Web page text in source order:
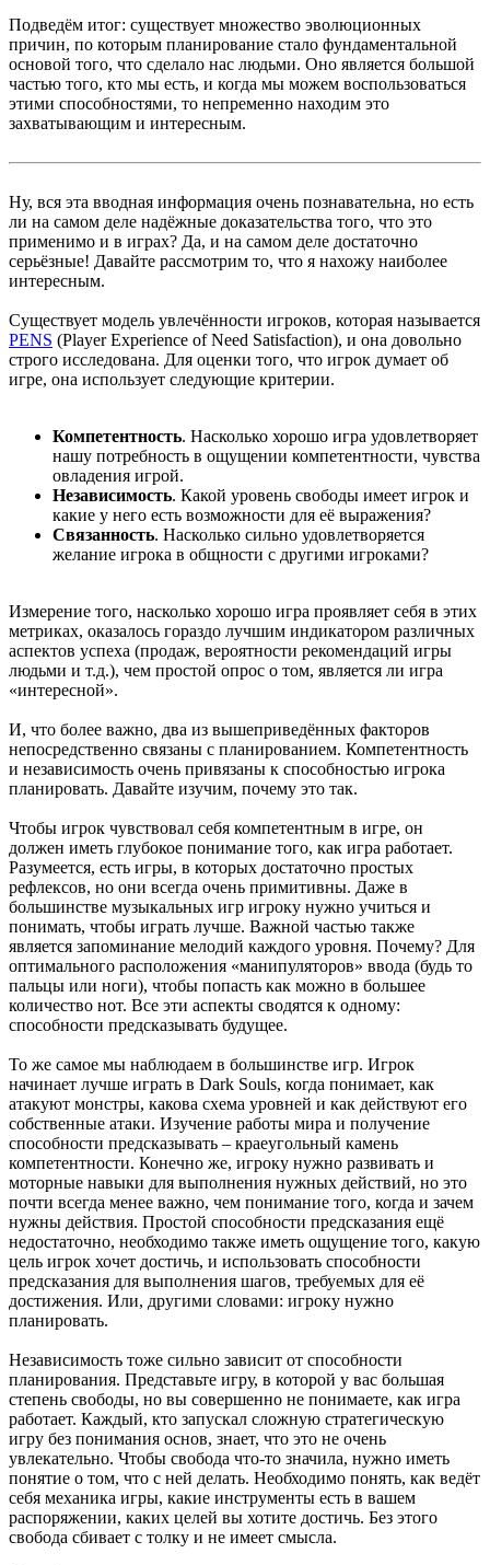
Подведём итог: существует множество эволюционных
причин, по которым планирование стало фундаментальной
основой того, что сделало нас людьми. Оно является большой
частью того, кто мы есть, и когда мы можем воспользоваться
этими способностями, то непременно находим это
захватывающим и интересным.
Ну, вся эта вводная информация очень познавательна, но есть
ли на самом деле надёжные доказательства того, что это
применимо и в играх? Да, и на самом деле достаточно
серьёзные! Давайте рассмотрим то, что я нахожу наиболее
интересным.
Существует модель увлечённости игроков, которая называется
PENS (Player Experience of Need Satisfaction), и она довольно
строго исследована. Для оценки того, что игрок думает об
игре, она использует следующие критерии.
Компетентность. Насколько хорошо игра удовлетворяет
нашу потребность в ощущении компетентности, чувства
овладения игрой.
Независимость. Какой уровень свободы имеет игрок и
какие у него есть возможности для её выражения?
Связанность. Насколько сильно удовлетворяется
желание игрока в общности с другими игроками?
Измерение того, насколько хорошо игра проявляет себя в этих
метриках, оказалось гораздо лучшим индикатором различных
аспектов успеха (продаж, вероятности рекомендаций игры
людьми и т.д.), чем простой опрос о том, является ли игра
«интересной».
И, что более важно, два из вышеприведённых факторов
непосредственно связаны с планированием. Компетентность
и независимость очень привязаны к способностью игрока
планировать. Давайте изучим, почему это так.
Чтобы игрок чувствовал себя компетентным в игре, он
должен иметь глубокое понимание того, как игра работает.
Разумеется, есть игры, в которых достаточно простых
рефлексов, но они всегда очень примитивны. Даже в
большинстве музыкальных игр игроку нужно учиться и
понимать, чтобы играть лучше. Важной частью также
является запоминание мелодий каждого уровня. Почему? Для
оптимального расположения «манипуляторов» ввода (будь то
пальцы или ноги), чтобы попасть как можно в большее
количество нот. Все эти аспекты сводятся к одному:
способности предсказывать будущее.
То же самое мы наблюдаем в большинстве игр. Игрок
начинает лучше играть в Dark Souls, когда понимает, как
атакуют монстры, какова схема уровней и как действуют его
собственные атаки. Изучение работы мира и получение
способности предсказывать – краеугольный камень
компетентности. Конечно же, игроку нужно развивать и
моторные навыки для выполнения нужных действий, но это
почти всегда менее важно, чем понимание того, когда и зачем
нужны действия. Простой способности предсказания ещё
недостаточно, необходимо также иметь ощущение того, какую
цель игрок хочет достичь, и использовать способности
предсказания для выполнения шагов, требуемых для её
достижения. Или, другими словами: игроку нужно
планировать.
Независимость тоже сильно зависит от способности
планирования. Представьте игру, в которой у вас большая
степень свободы, но вы совершенно не понимаете, как игра
работает. Каждый, кто запускал сложную стратегическую
игру без понимания основ, знает, что это не очень
увлекательно. Чтобы свобода что-то значила, нужно иметь
понятие о том, что с ней делать. Необходимо понять, как ведёт
себя механика игры, какие инструменты есть в вашем
распоряжении, каких целей вы хотите достичь. Без этого
свобода сбивает с толку и не имеет смысла.